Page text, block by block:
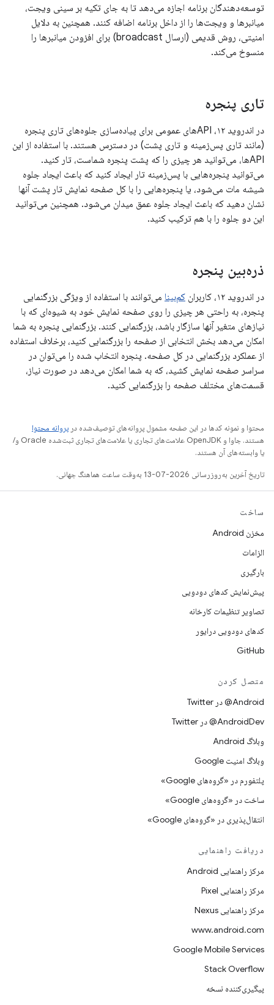
توسعه‌دهندگان برنامه اجازه می‌دهد تا به جای تکیه بر سینی ویجت،
میانبرها و ویجت‌ها را از داخل برنامه اضافه کنند. همچنین به دلایل
امنیتی، روش قدیمی (ارسال broadcast) برای افزودن میانبرها را
منسوخ می‌کند.
تاری پنجره
در اندروید ۱۲، APIهای عمومی برای پیاده‌سازی جلوه‌های تاری پنجره
(مانند تاری پس‌زمینه و تاری پشت) در دسترس هستند. با استفاده از این
APIها، می‌توانید هر چیزی را که پشت پنجره شماست، تار کنید.
می‌توانید پنجره‌هایی با پس‌زمینه تار ایجاد کنید که باعث ایجاد جلوه
شیشه مات می‌شود، یا پنجره‌هایی را با کل صفحه نمایش تار پشت آنها
نشان دهید که باعث ایجاد جلوه عمق میدان می‌شود. همچنین می‌توانید
این دو جلوه را با هم ترکیب کنید.
ذره‌بین پنجره
در اندروید ۱۲، کاربران کم‌بینا می‌توانند با استفاده از ویژگی بزرگنمایی
پنجره، به راحتی هر چیزی را روی صفحه نمایش خود به شیوه‌ای که با
نیازهای متغیر آنها سازگار باشد، بزرگنمایی کنند. بزرگنمایی پنجره به شما
امکان می‌دهد بخش انتخابی از صفحه را بزرگنمایی کنید، برخلاف استفاده
از عملکرد بزرگنمایی در کل صفحه. پنجره انتخاب شده را می‌توان در
سراسر صفحه نمایش کشید، که به شما امکان می‌دهد در صورت نیاز،
قسمت‌های مختلف صفحه را بزرگنمایی کنید.
محتوا و نمونه کدها در این صفحه مشمول پروانه‌های توصیف‌شده در پروانه محتوا
هستند. جاوا و OpenJDK علامت‌های تجاری یا علامت‌های تجاری ثبت‌شده Oracle و/
یا وابسته‌های آن هستند.
تاریخ آخرین به‌روزرسانی 2026-07-13 به‌وقت ساعت هماهنگ جهانی.
ساخت
مخزن Android
الزامات
بارگیری
پیش‌نمایش کدهای دودویی
تصاویر تنظیمات کارخانه
کدهای دودویی درایور
GitHub
متصل کردن
Android@ در Twitter
AndroidDev@ در Twitter
وبلاگ Android
وبلاگ امنیت Google
پلتفورم در «گروه‌های Google»
ساخت در «گروه‌های Google»
انتقال‌پذیری در «گروه‌های Google»
دریافت راهنمایی
مرکز راهنمایی Android
مرکز راهنمایی Pixel
مرکز راهنمایی Nexus
www.android.com
Google Mobile Services
Stack Overflow
پیگیری‌کننده نسخه